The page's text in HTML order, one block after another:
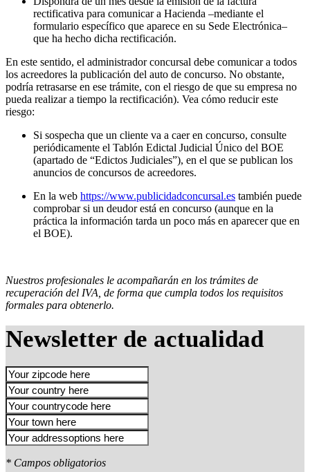
rectificativa para comunicar a Hacienda –mediante el
formulario específico que aparece en su Sede Electrónica–
que ha hecho dicha rectificación.
En este sentido, el administrador concursal debe comunicar a todos
los acreedores la publicación del auto de concurso. No obstante,
podría retrasarse en ese trámite, con el riesgo de que su empresa no
pueda realizar a tiempo la rectificación). Vea cómo reducir este
riesgo:
Si sospecha que un cliente va a caer en concurso, consulte
periódicamente el Tablón Edictal Judicial Único del BOE
(apartado de “Edictos Judiciales”), en el que se publican los
anuncios de concursos de acreedores.
En la web https://www.publicidadconcursal.es también puede
comprobar si un deudor está en concurso (aunque en la
práctica la información tarda un poco más en aparecer que en
el BOE).
Nuestros profesionales le acompañarán en los trámites de
recuperación del IVA, de forma que cumpla todos los requisitos
formales para obtenerlo.
Newsletter de actualidad
* Campos obligatorios